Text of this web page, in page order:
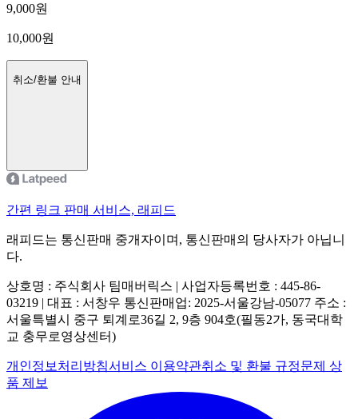
9,000원
10,000원
취소/환불 안내
간편 링크 판매 서비스, 래피드
래피드는 통신판매 중개자이며, 통신판매의 당사자가 아닙니
다.
상호명 : 주식회사 팀매버릭스 | 사업자등록번호 : 445-86-
03219 | 대표 : 서창우 통신판매업: 2025-서울강남-05077 주소 :
서울특별시 중구 퇴계로36길 2, 9층 904호(필동2가, 동국대학
교 충무로영상센터)
개인정보처리방침서비스 이용약관취소 및 환불 규정문제 상
품 제보